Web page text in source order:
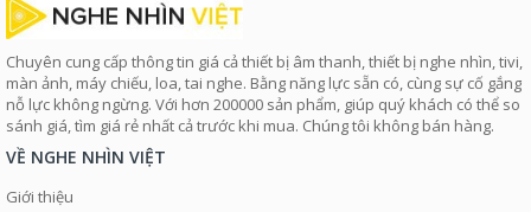
Chuyên cung cấp thông tin giá cả thiết bị âm thanh, thiết bị nghe nhìn, tivi,
màn ảnh, máy chiếu, loa, tai nghe. Bằng năng lực sẵn có, cùng sự cố gắng
nỗ lực không ngừng. Với hơn 200000 sản phẩm, giúp quý khách có thể so
sánh giá, tìm giá rẻ nhất cả trước khi mua. Chúng tôi không bán hàng.
VỀ NGHE NHÌN VIỆT
Giới thiệu